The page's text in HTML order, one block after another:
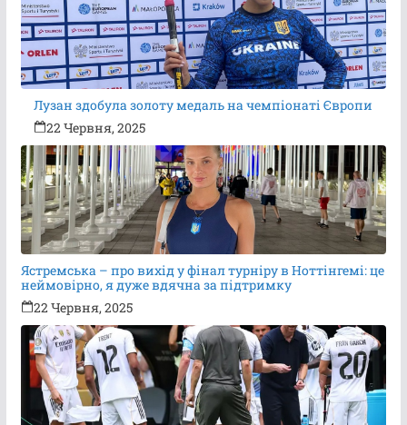
Лузан здобула золоту медаль на чемпіонаті Європи
22 Червня, 2025
Ястремська – про вихід у фінал турніру в Ноттінгемі: це
неймовірно, я дуже вдячна за підтримку
22 Червня, 2025